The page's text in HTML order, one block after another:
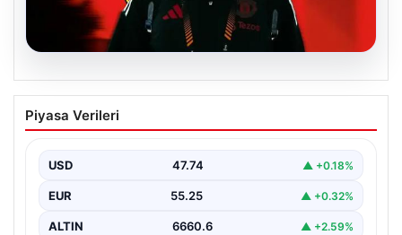
07.08.2026
Manchester United resmen duyurdu!
Altay Bayındır’ın yeni adresi belli oldu
Piyasa Verileri
USD 47.74 ▲ +0.18%
EUR 55.25 ▲ +0.32%
ALTIN 6660.6 ▲ +2.59%